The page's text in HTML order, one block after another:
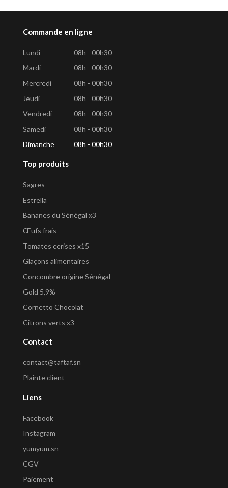
Commande en ligne
Lundi
08h - 00h30
Mardi
08h - 00h30
Mercredi
08h - 00h30
Jeudi
08h - 00h30
Vendredi
08h - 00h30
Samedi
08h - 00h30
Dimanche
08h - 00h30
Top produits
Sagres
Estrella
Bananes du Sénégal x3
Œufs frais
Tomates cerises x15
Glaçons alimentaires
Concombre origine Sénégal
Gold 5,9%
Cornetto Chocolat
Citrons verts x3
Contact
contact@taftaf.sn
Plainte client
Liens
Facebook
Instagram
yumyum.sn
CGV
Paiement